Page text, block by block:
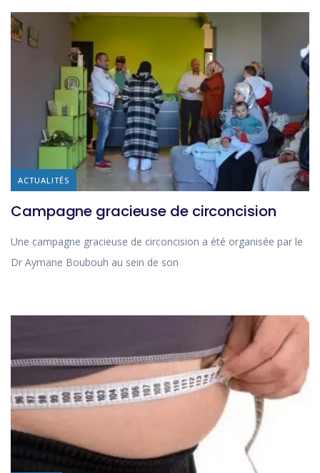
ACTUALITÉS
Campagne gracieuse de circoncision
Une campagne gracieuse de circoncision a été organisée par le
Dr Aymane Boubouh au sein de son